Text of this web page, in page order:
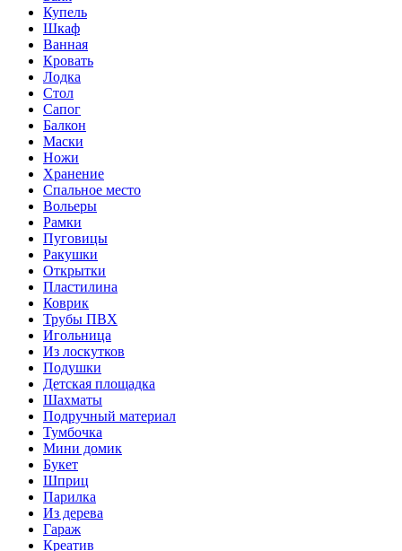
Купель
Шкаф
Ванная
Кровать
Лодка
Стол
Сапог
Балкон
Маски
Ножи
Хранение
Спальное место
Вольеры
Рамки
Пуговицы
Ракушки
Открытки
Пластилина
Коврик
Трубы ПВХ
Игольница
Из лоскутков
Подушки
Детская площадка
Шахматы
Подручный материал
Тумбочка
Мини домик
Букет
Шприц
Парилка
Из дерева
Гараж
Креатив